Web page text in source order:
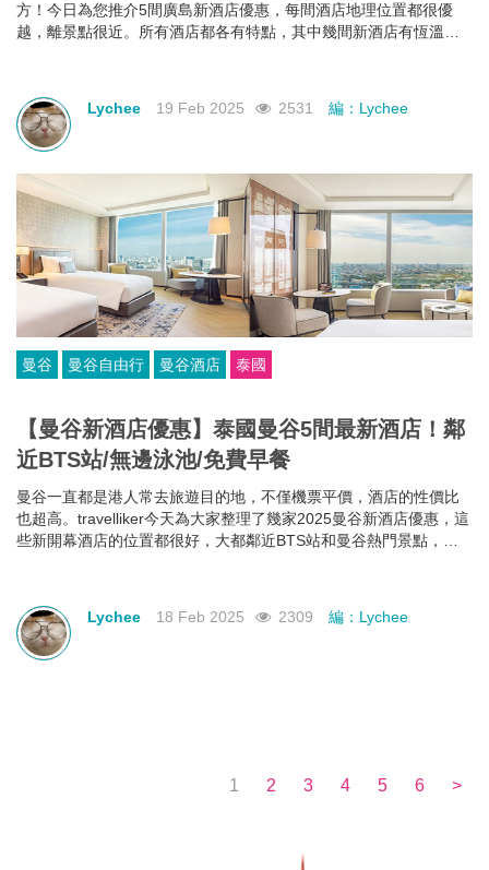
方！今日為您推介5間廣島新酒店優惠，每間酒店地理位置都很優
越，離景點很近。所有酒店都各有特點，其中幾間新酒店有恆溫泳
Lychee
19 Feb 2025 2531 編：Lychee
曼谷 曼谷自由行 曼谷酒店 泰國
【曼谷新酒店優惠】泰國曼谷5間最新酒店！鄰
近BTS站/無邊泳池/免費早餐
曼谷一直都是港人常去旅遊目的地，不僅機票平價，酒店的性價比
也超高。travelliker今天為大家整理了幾家2025曼谷新酒店優惠，這
些新開幕酒店的位置都很好，大都鄰近BTS站和曼谷熱門景點，方
不如來看看有沒有合你心意的曼谷新酒店吧！
Lychee 18 Feb 2025 2309 編：Lychee
1 2 3 4 5 6 >